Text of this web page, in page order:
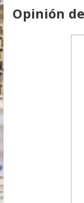
Opinión